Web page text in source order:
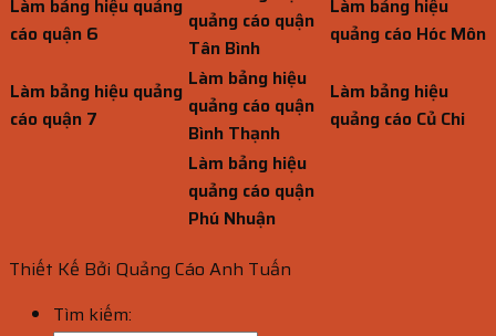
Làm bảng hiệu quảng
cáo quận 6
quảng cáo quận
Tân Bình
Làm bảng hiệu
quảng cáo Hóc Môn
Làm bảng hiệu quảng
cáo quận 7
Làm bảng hiệu
quảng cáo quận
Bình Thạnh
Làm bảng hiệu
quảng cáo Củ Chi
Làm bảng hiệu
quảng cáo quận
Phú Nhuận
Thiết Kế Bởi Quảng Cáo Anh Tuấn
Tìm kiếm: